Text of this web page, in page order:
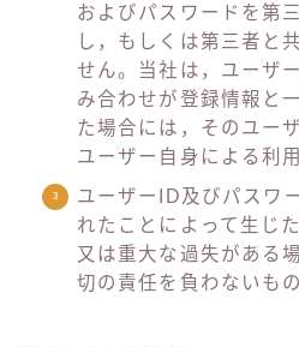
およびパスワードを第
し，もしくは第三者と
せん。当社は，ユーザ
み合わせが登録情報と
た場合には，そのユー
ユーザー自身による利
ユーザーID及びパスワ
れたことによって生じ
又は重大な過失がある
切の責任を負わないも